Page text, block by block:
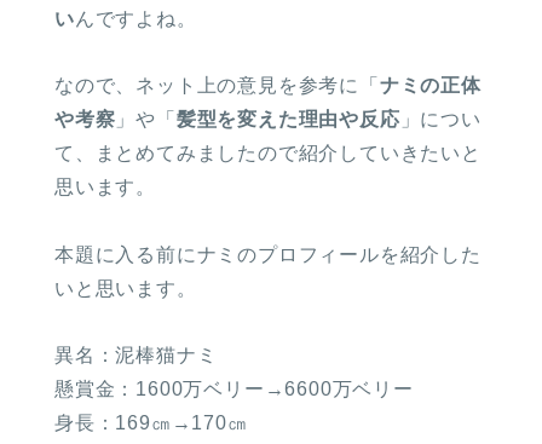
いんですよね。
なので、ネット上の意見を参考に「 ナミの正体
や考察 」や「 髪型を変えた理由や反応 」につい
て、まとめてみましたので紹介していきたいと
思います。
本題に入る前にナミのプロフィールを紹介した
いと思います。
異名：泥棒猫ナミ
懸賞金：1600万ベリー→6600万ベリー
身長：169㎝→170㎝